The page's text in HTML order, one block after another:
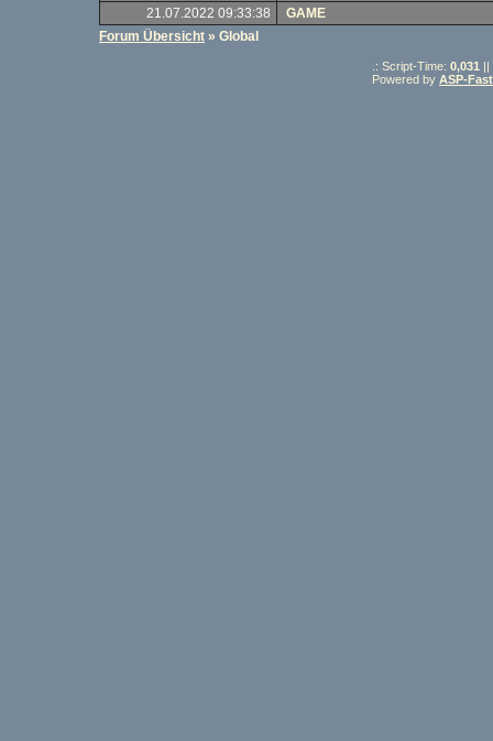
21.07.2022 09:33:38
GAME
Forum Übersicht » Global
.: Script-Time: 0,031 ||
Powered by ASP-